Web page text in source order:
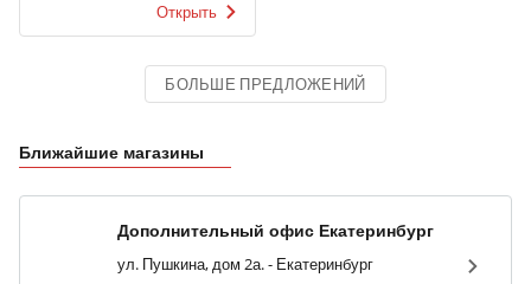
Открыть
БОЛЬШЕ ПРЕДЛОЖЕНИЙ
Ближайшие магазины
Дополнительный офис Екатеринбург
ул. Пушкина, дом 2а. - Екатеринбург